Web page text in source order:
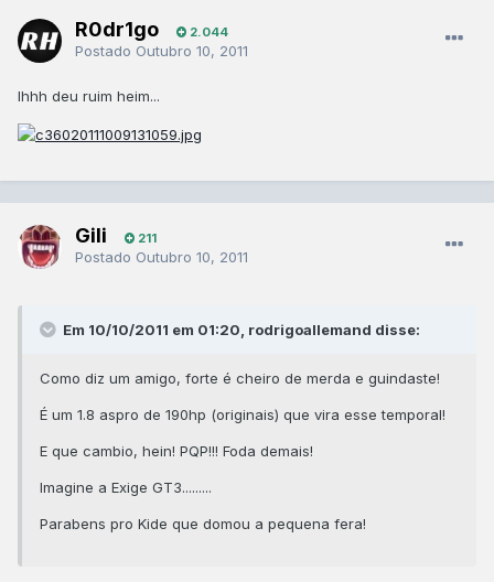
R0dr1go 2.044
Postado Outubro 10, 2011
Ihhh deu ruim heim...
Gili 211
Postado Outubro 10, 2011
Em 10/10/2011 em 01:20, rodrigoallemand disse:
Como diz um amigo, forte é cheiro de merda e guindaste!
É um 1.8 aspro de 190hp (originais) que vira esse temporal!
E que cambio, hein! PQP!!! Foda demais!
Imagine a Exige GT3.........
Parabens pro Kide que domou a pequena fera!